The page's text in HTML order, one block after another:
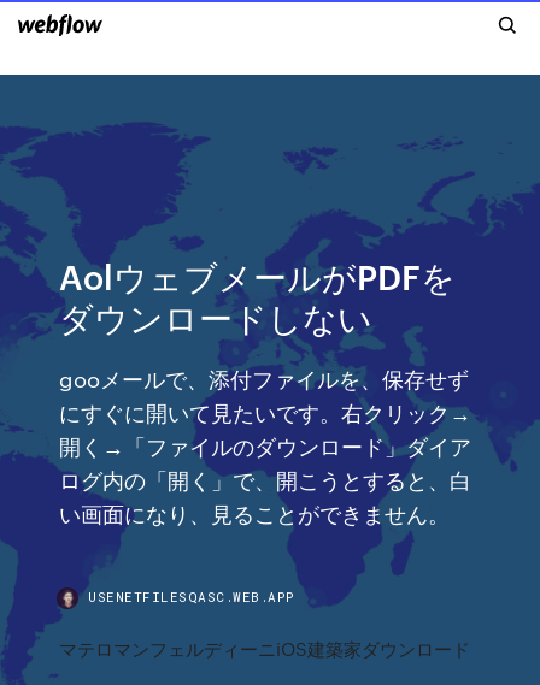
AolウェブメールがPDFを
ダウンロードしない
gooメールで、添付ファイルを、保存せず
にすぐに開いて見たいです。右クリック→
開く→「ファイルのダウンロード」ダイア
ログ内の「開く」で、開こうとすると、白
い画面になり、見ることができません。
USENETFILESQASC.WEB.APP
マテロマンフェルディーニiOS建築家ダウンロード